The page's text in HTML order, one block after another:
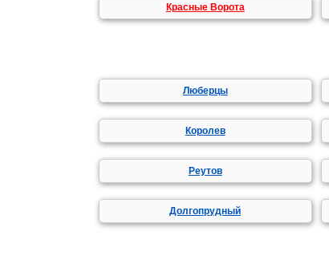
Красные Ворота
Люберцы
Королев
Реутов
Долгопрудный